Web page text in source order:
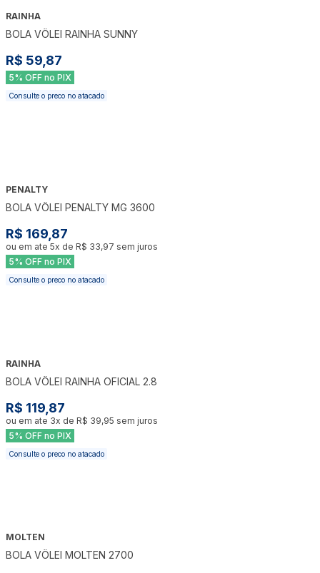
RAINHA
BOLA VÔLEI RAINHA SUNNY
R$ 59,87
5% OFF no PIX
Consulte o preco no atacado
PENALTY
BOLA VÔLEI PENALTY MG 3600
R$ 169,87
ou em ate 5x de R$ 33,97 sem juros
5% OFF no PIX
Consulte o preco no atacado
RAINHA
BOLA VÔLEI RAINHA OFICIAL 2.8
R$ 119,87
ou em ate 3x de R$ 39,95 sem juros
5% OFF no PIX
Consulte o preco no atacado
MOLTEN
BOLA VÔLEI MOLTEN 2700